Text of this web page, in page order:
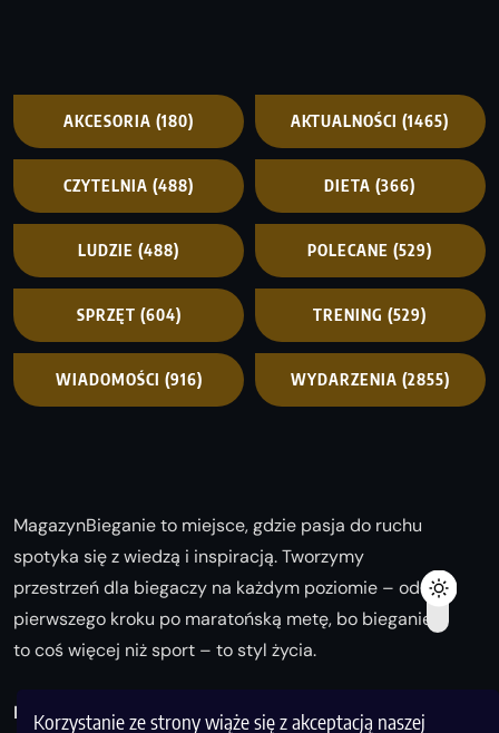
Korzystanie ze strony wiąże się z akceptacją naszej
AKCESORIA (180) AKTUALNOŚCI (1465)
CZYTELNIA (488) DIETA (366)
LUDZIE (488) POLECANE (529)
SPRZĘT (604) TRENING (529)
WIADOMOŚCI (916) WYDARZENIA (2855)
MagazynBieganie to miejsce, gdzie pasja do ruchu
spotyka się z wiedzą i inspiracją. Tworzymy
przestrzeń dla biegaczy na każdym poziomie – od
pierwszego kroku po maratońską metę, bo bieganie
to coś więcej niż sport – to styl życia.
Biegaj z nami i odkrywaj swoją najlepszą wersję!